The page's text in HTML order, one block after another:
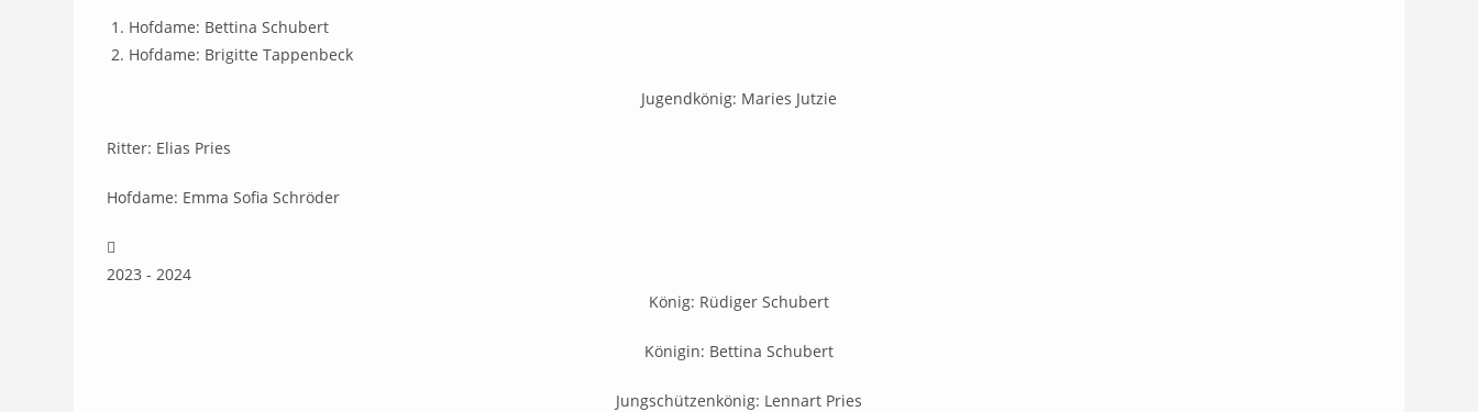
Hofdame: Bettina Schubert
Hofdame: Brigitte Tappenbeck
Jugendkönig: Maries Jutzie
Ritter: Elias Pries
Hofdame: Emma Sofia Schröder
2023 - 2024
König: Rüdiger Schubert
Königin: Bettina Schubert
Jungschützenkönig: Lennart Pries